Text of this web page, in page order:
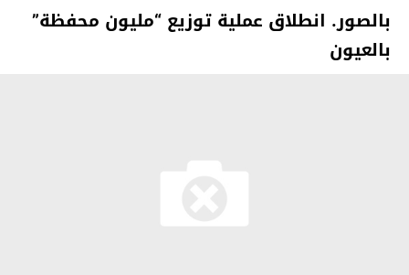
بالصور. انطلاق عملية توزيع “مليون محفظة”
بالعيون